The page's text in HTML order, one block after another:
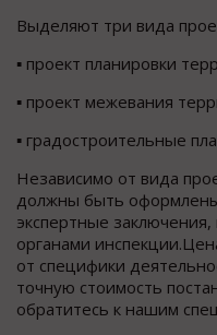
Выделяют три вида
▪ проект планировки
▪ проект межевания
▪ градостроительные
Независимо от вида
должны быть
экспертные
органами
от специфики
точную стоимость
обратитесь к нашим